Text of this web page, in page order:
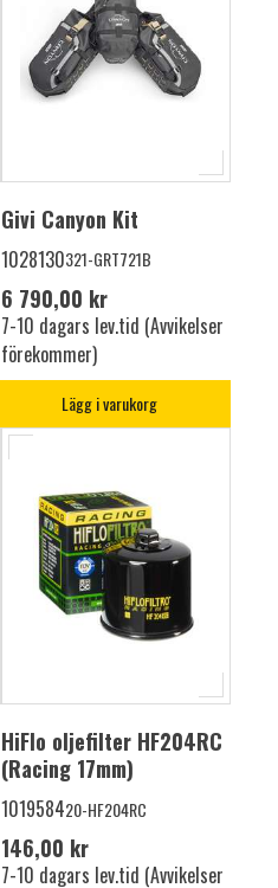
Givi Canyon Kit
1028130321-GRT721B
6 790,00 kr
7-10 dagars lev.tid (Avvikelser
förekommer)
Lägg i varukorg
HiFlo oljefilter HF204RC
(Racing 17mm)
101958420-HF204RC
146,00 kr
7-10 dagars lev.tid (Avvikelser